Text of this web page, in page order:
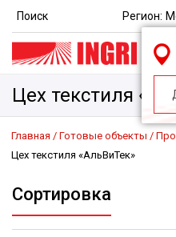
Поиск Регион:
пн.
Цех текстиля
Главная Готовые объекты
Цех текстиля «АльВиТек»
Сортировка